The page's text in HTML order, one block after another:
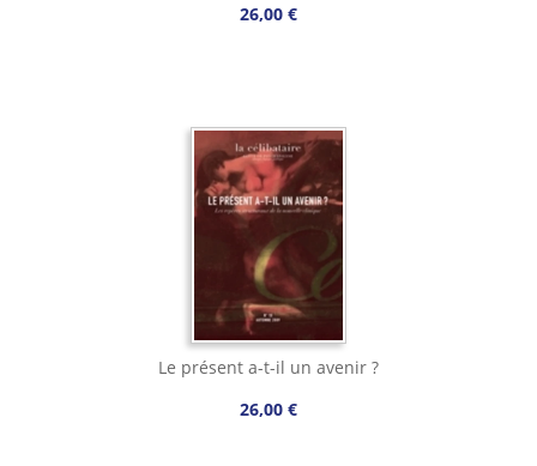
26,00 €
Le présent a-t-il un avenir ?
26,00 €